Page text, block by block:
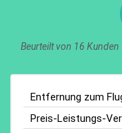
Beurteilt von 16 Kunden
Entfernung zum
Preis-Leistungs-